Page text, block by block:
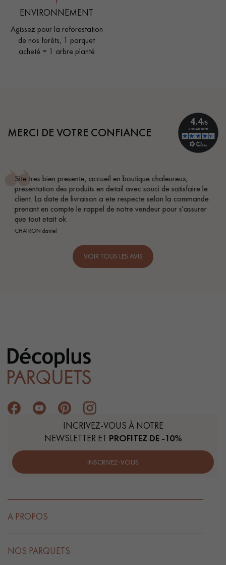
ENVIRONNEMENT
Agissez pour la reforestation
de nos forêts, 1 parquet
acheté = 1 arbre planté
MERCI DE VOTRE CONFIANCE
le
Conseil parfait, échanges fluides. Je recommande
BEILE FRANCK
VOIR TOUS LES AVIS
INCRIVEZ-VOUS À NOTRE
NEWSLETTER ET PROFITEZ DE -10%
INSCRIVEZ-VOUS
A PROPOS
NOS PARQUETS